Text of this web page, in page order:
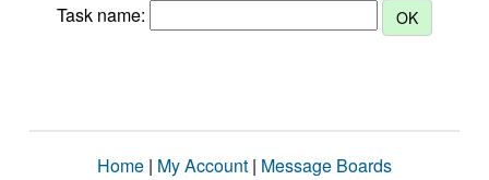
Task name:
Home | My Account | Message Boards